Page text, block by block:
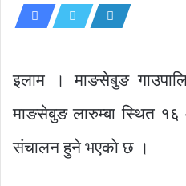
इलाम । माङसेबुङ
माङसेबुङ लारुम्बा स्थित
संचालन हुने भएकाे छ ।